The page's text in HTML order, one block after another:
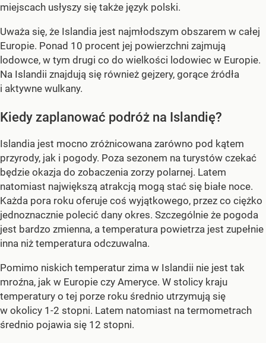
miejscach usłyszy się także język polski.
Uważa się, że Islandia jest najmłodszym obszarem w całej
Europie. Ponad 10 procent jej powierzchni zajmują
lodowce, w tym drugi co do wielkości lodowiec w Europie.
Na Islandii znajdują się również gejzery, gorące źródła
i aktywne wulkany.
Kiedy zaplanować podróż na Islandię?
Islandia jest mocno zróżnicowana zarówno pod kątem
przyrody, jak i pogody. Poza sezonem na turystów czekać
będzie okazja do zobaczenia zorzy polarnej. Latem
natomiast największą atrakcją mogą stać się białe noce.
Każda pora roku oferuje coś wyjątkowego, przez co ciężko
jednoznacznie polecić dany okres. Szczególnie że pogoda
jest bardzo zmienna, a temperatura powietrza jest zupełnie
inna niż temperatura odczuwalna.
Pomimo niskich temperatur zima w Islandii nie jest tak
mroźna, jak w Europie czy Ameryce. W stolicy kraju
temperatury o tej porze roku średnio utrzymują się
w okolicy 1-2 stopni. Latem natomiast na termometrach
średnio pojawia się 12 stopni.